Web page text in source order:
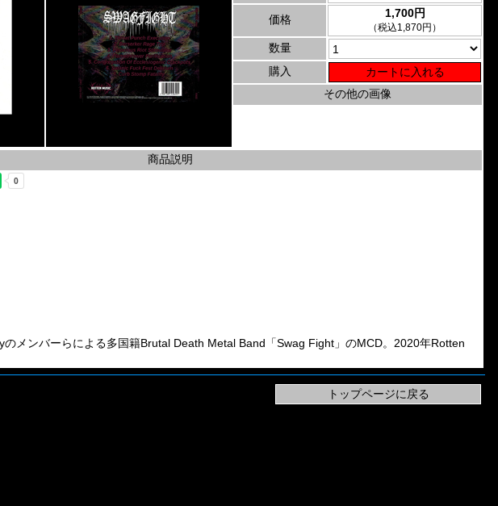
価格 1,700円
（税込1,870円）
数量
購入
その他の画像
商品説明
メンバーらによる多国籍Brutal Death Metal Band「Swag Fight」のMCD。2020年Rotten